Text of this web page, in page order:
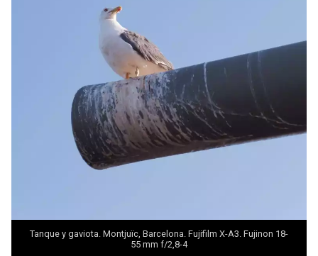
Tanque y gaviota. Montjuïc, Barcelona. Fujifilm X-A3. Fujinon 18-
55 mm f/2,8-4